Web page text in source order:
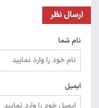
ارسال نظر
نام شما
ایمیل